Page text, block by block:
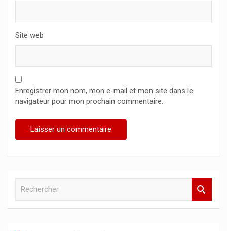
Site web
Enregistrer mon nom, mon e-mail et mon site dans le
navigateur pour mon prochain commentaire.